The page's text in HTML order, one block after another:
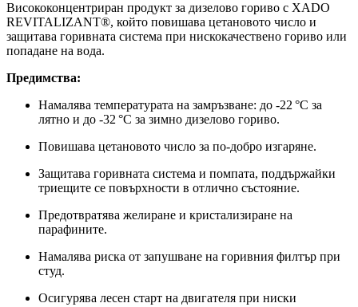
Висококонцентриран продукт за дизелово гориво с XADO
REVITALIZANT®, който повишава цетановото число и
защитава горивната система при нискокачествено гориво или
попадане на вода.
Предимства:
Намалява температурата на замръзване: до -22 °C за
лятно и до -32 °C за зимно дизелово гориво.
Повишава цетановото число за по-добро изгаряне.
Защитава горивната система и помпата, поддържайки
триещите се повърхности в отлично състояние.
Предотвратява желиране и кристализиране на
парафините.
Намалява риска от запушване на горивния филтър при
студ.
Осигурява лесен старт на двигателя при ниски